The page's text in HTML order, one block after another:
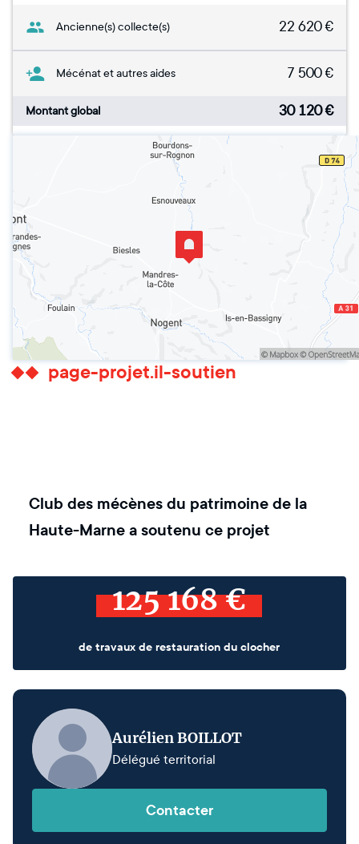
Ancienne(s) collecte(s) 22 620€
Mécénat et autres aides 7 500€
Montant global 30 120€
page-projet.il-soutien
Club des mécènes du patrimoine de la
Haute-Marnea soutenu ce projet
125 168 €
de travaux de restauration du clocher
Aurélien BOILLOT
Délégué territorial
Contacter